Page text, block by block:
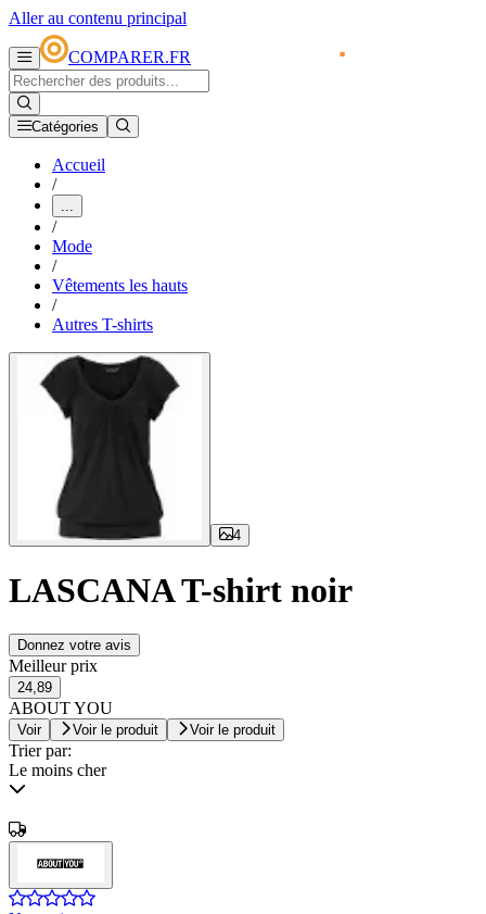
Aller au contenu principal
COMPARER.FR
Catégories
Accueil
/
...
/
Mode
/
Vêtements les hauts
/
Autres T-shirts
4
LASCANA T-shirt noir
Donnez votre avis
Meilleur prix
24,89
ABOUT YOU
Voir Voir le produit Voir le produit
Trier par:
Le moins cher